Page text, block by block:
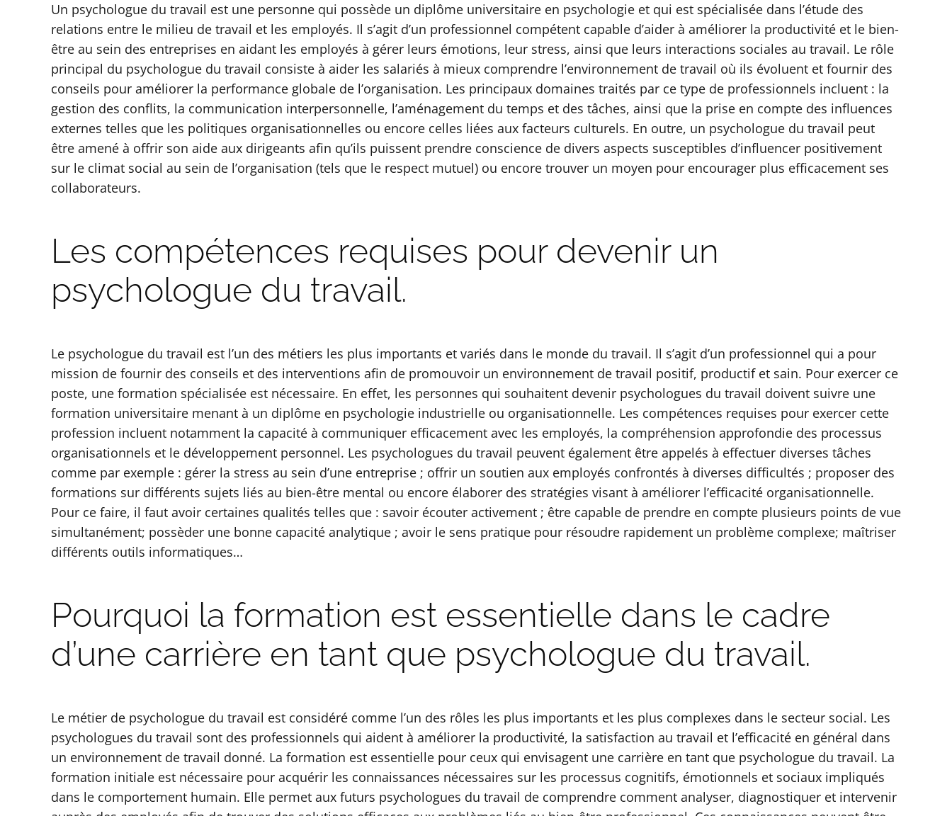
Un psychologue du travail est une personne qui possède un diplôme universitaire en psychologie et qui est spécialisée dans l’étude des
relations entre le milieu de travail et les employés. Il s’agit d’un professionnel compétent capable d’aider à améliorer la productivité et le bien-
être au sein des entreprises en aidant les employés à gérer leurs émotions, leur stress, ainsi que leurs interactions sociales au travail. Le rôle
principal du psychologue du travail consiste à aider les salariés à mieux comprendre l’environnement de travail où ils évoluent et fournir des
conseils pour améliorer la performance globale de l’organisation. Les principaux domaines traités par ce type de professionnels incluent : la
gestion des conflits, la communication interpersonnelle, l’aménagement du temps et des tâches, ainsi que la prise en compte des influences
externes telles que les politiques organisationnelles ou encore celles liées aux facteurs culturels. En outre, un psychologue du travail peut
être amené à offrir son aide aux dirigeants afin qu’ils puissent prendre conscience de divers aspects susceptibles d’influencer positivement
sur le climat social au sein de l’organisation (tels que le respect mutuel) ou encore trouver un moyen pour encourager plus efficacement ses
collaborateurs.
Les compétences requises pour devenir un
psychologue du travail.
Le psychologue du travail est l’un des métiers les plus importants et variés dans le monde du travail. Il s’agit d’un professionnel qui a pour
mission de fournir des conseils et des interventions afin de promouvoir un environnement de travail positif, productif et sain. Pour exercer ce
poste, une formation spécialisée est nécessaire. En effet, les personnes qui souhaitent devenir psychologues du travail doivent suivre une
formation universitaire menant à un diplôme en psychologie industrielle ou organisationnelle. Les compétences requises pour exercer cette
profession incluent notamment la capacité à communiquer efficacement avec les employés, la compréhension approfondie des processus
organisationnels et le développement personnel. Les psychologues du travail peuvent également être appelés à effectuer diverses tâches
comme par exemple : gérer la stress au sein d’une entreprise ; offrir un soutien aux employés confrontés à diverses difficultés ; proposer des
formations sur différents sujets liés au bien-être mental ou encore élaborer des stratégies visant à améliorer l’efficacité organisationnelle.
Pour ce faire, il faut avoir certaines qualités telles que : savoir écouter activement ; être capable de prendre en compte plusieurs points de vue
simultanément; possèder une bonne capacité analytique ; avoir le sens pratique pour résoudre rapidement un problème complexe; maîtriser
différents outils informatiques…
Pourquoi la formation est essentielle dans le cadre
d’une carrière en tant que psychologue du travail.
Le métier de psychologue du travail est considéré comme l’un des rôles les plus importants et les plus complexes dans le secteur social. Les
psychologues du travail sont des professionnels qui aident à améliorer la productivité, la satisfaction au travail et l’efficacité en général dans
un environnement de travail donné. La formation est essentielle pour ceux qui envisagent une carrière en tant que psychologue du travail. La
formation initiale est nécessaire pour acquérir les connaissances nécessaires sur les processus cognitifs, émotionnels et sociaux impliqués
dans le comportement humain. Elle permet aux futurs psychologues du travail de comprendre comment analyser, diagnostiquer et intervenir